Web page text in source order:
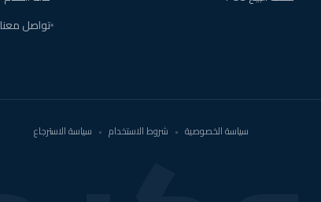
تواصل معنا
سياسة الخصوصية • شروط الاستخدام • سياسة الاسترجاع